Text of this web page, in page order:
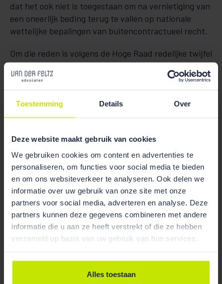
Toestemming Details Over
Deze website maakt gebruik van cookies
We gebruiken cookies om content en advertenties te
personaliseren, om functies voor social media te bieden
en om ons websiteverkeer te analyseren. Ook delen we
informatie over uw gebruik van onze site met onze
partners voor social media, adverteren en analyse. Deze
partners kunnen deze gegevens combineren met andere
informatie die u aan ze heeft verstrekt of die ze hebben
verzameld op basis van uw gebruik van hun services.
Alles toestaan
dat het ook niet is toegestaan om na vernietiging van
een oneerlijk beding terug te vallen op nationale
wettelijke bepalingen van buitencontractueel recht.
Om die reden is volgens de Hoge Raad redelijke twijfel
mogelijk over de vraag hoe de door de kantonrechter
opgeworpen kwestie moet worden beantwoord. De
voorleggen aan het HvJ EU. Hierbij neemt de Hoge
Raad de ratio van de Richtlijn in aanmerking, te
bedingen. Voor dat doel lijken afschrikwekkende
sancties met een alles of niets-benadering het meest
geschikt.
Tweede prejudiciële beslissing
Nadat de Hoge Raad zijn voornemen om de vraag
door te schuiven naar het HvJ EU in de eerste
prejudiciële beslissing had aangekondigd en partijen
laten, heeft de Hoge Raad op 4 juli jl. zijn tweede